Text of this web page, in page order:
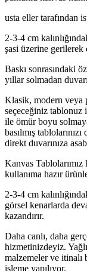
usta eller tarafından
2-3-4 cm
şasi üzerine gerilerek
Baskı sonrasındaki
yıllar solmadan
Klasik, modern veya
seçeceğiniz tablonuz
ile ömür boyu
basılmış
direkt duvarınıza
Kanvas Tablolarımız
kullanıma hazır
2-3-4 cm
görsel kenarlarda
kazandırır.
Daha canlı, daha
hizmetinizdeyiz.
malzemeler ve itinalı
işleme yapılıyor.